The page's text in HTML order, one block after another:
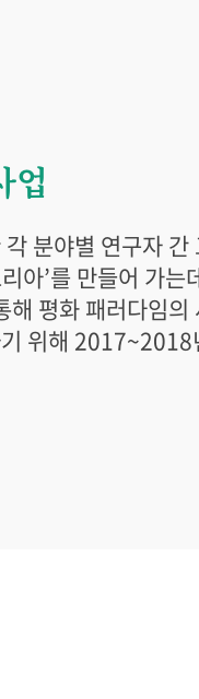
업
분야별 연구자
아’를 만들어 가는
평화 패러다임
위해